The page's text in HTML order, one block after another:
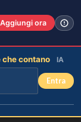
Aggiungi ora
contano IA
Entra